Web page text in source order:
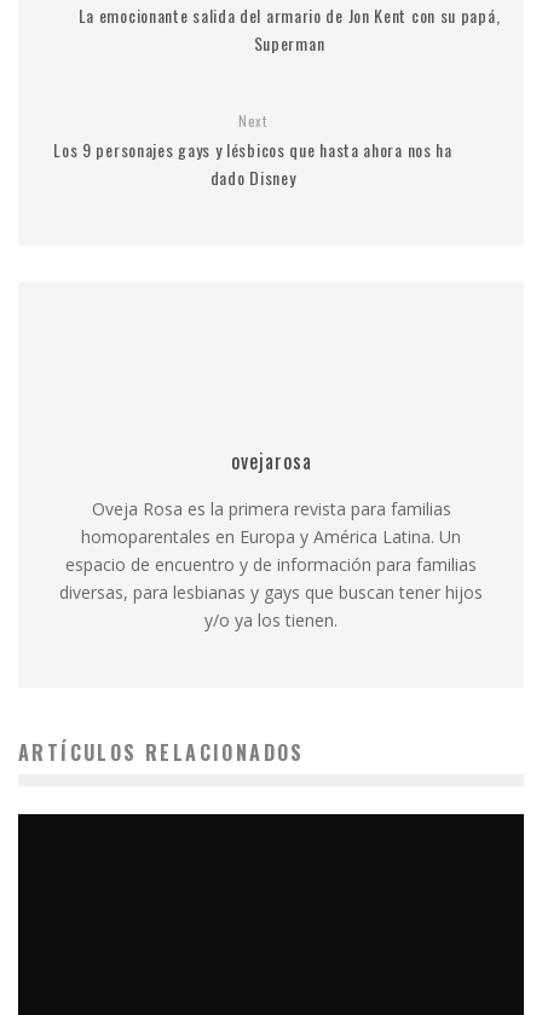
La emocionante salida del armario de Jon Kent con su papá,
Superman
Next
Los 9 personajes gays y lésbicos que hasta ahora nos ha
dado Disney
ovejarosa
Oveja Rosa es la primera revista para familias
homoparentales en Europa y América Latina. Un
espacio de encuentro y de información para familias
diversas, para lesbianas y gays que buscan tener hijos
y/o ya los tienen.
ARTÍCULOS RELACIONADOS